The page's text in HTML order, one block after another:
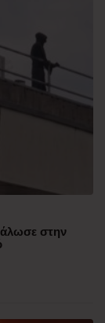
στην